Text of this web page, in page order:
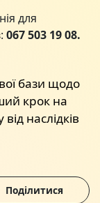
для
067 503 19 08.
бази щодо
крок на
наслідків
Поділитися